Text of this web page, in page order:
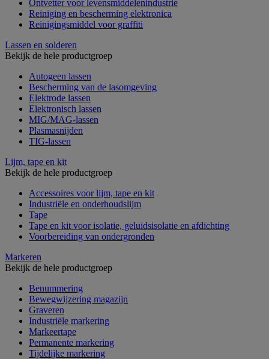
Ontvetter voor levensmiddelenindustrie
Reiniging en bescherming elektronica
Reinigingsmiddel voor graffiti
Lassen en solderen
Bekijk de hele productgroep
Autogeen lassen
Bescherming van de lasomgeving
Elektrode lassen
Elektronisch lassen
MIG/MAG-lassen
Plasmasnijden
TIG-lassen
Lijm, tape en kit
Bekijk de hele productgroep
Accessoires voor lijm, tape en kit
Industriële en onderhoudslijm
Tape
Tape en kit voor isolatie, geluidsisolatie en afdichting
Voorbereiding van ondergronden
Markeren
Bekijk de hele productgroep
Benummering
Bewegwijzering magazijn
Graveren
Industriële markering
Markeertape
Permanente markering
Tijdelijke markering